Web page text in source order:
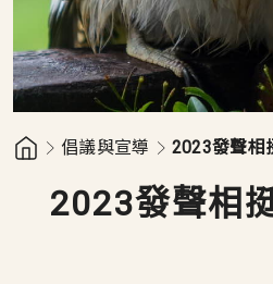
倡議與宣導 2023發聲相
2023發聲相